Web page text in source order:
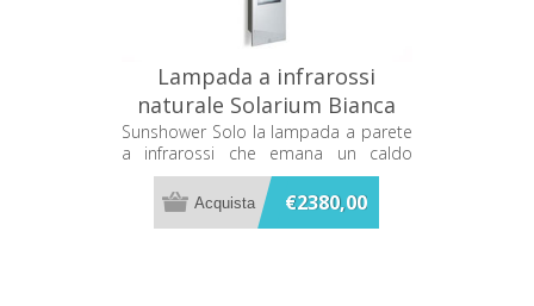
Lampada a infrarossi
naturale Solarium Bianca
Sunshower SOLO 80076
Sunshower Solo la lampada a parete
a infrarossi che emana un caldo
terapeutico mentre ti fai la doccia
€2380,00